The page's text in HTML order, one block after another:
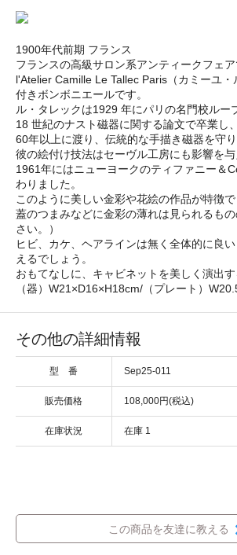
1900年代前期 フランス
フランスの高級サロン系アンティークフェ
l'Atelier Camille Le Tallec Paris（カミーユ
付きボンボニエールです。
ル・タレックは1929 年にパリの名門校ルー
18 世紀のナスト磁器に関する論文で卒業し、
60年以上に渡り、伝統的な手描き磁器を守り
彼の絵付け技法はセーヴル工房にも影響を与
1961年にはニューヨークのティファニー＆
わりました。
このように美しい金彩や花絵の作品が特徴で
蓋のつまみなどに金彩の薄れは見られるも
さい。）
ヒビ、カケ、ヘアラインは無く全体的に良
えるでしょう。
おもてなしに、キャビネットを美しく演出す
（器）W21×D16×H18cm/（プレート）
その他の詳細情報
型 番 Sep25-011
販売価格 108,000円(税込)
在庫状況 在庫 1
この商品を友達に教える